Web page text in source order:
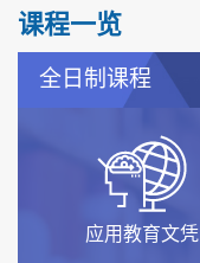
课程一览
全日制课程
应用教育文凭